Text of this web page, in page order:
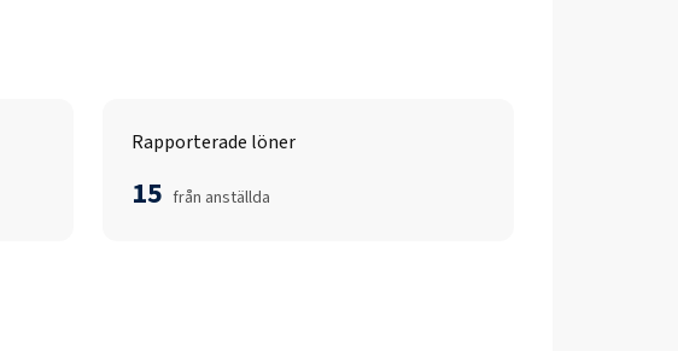
Rapporterade löner
15 från anställda